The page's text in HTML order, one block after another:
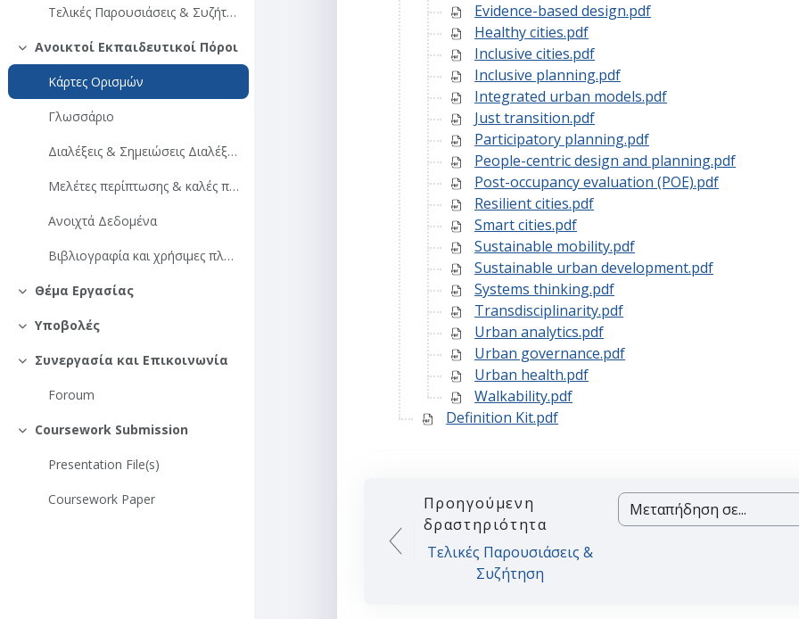
Τελικές Παρουσιάσεις & Συζήτηση
Σύμπτυξη
Ανοικτοί Εκπαιδευτικοί Πόροι
Κάρτες Ορισμών
Γλωσσάριο
Διαλέξεις & Σημειώσεις Διαλέξεων
Μελέτες περίπτωσης & καλές πρακτικές
Ανοιχτά Δεδομένα
Βιβλιογραφία και χρήσιμες πληροφορίες
Σύμπτυξη
Θέμα Εργασίας
Σύμπτυξη
Υποβολές
Σύμπτυξη
Συνεργασία και Επικοινωνία
Foroum
Σύμπτυξη
Coursework Submission
Presentation File(s)
Coursework Paper
Evidence-based design.pdf
Healthy cities.pdf
Inclusive cities.pdf
Inclusive planning.pdf
Integrated urban models.pdf
Just transition.pdf
Participatory planning.pdf
People-centric design and planning.pdf
Post-occupancy evaluation (POE).pdf
Resilient cities.pdf
Smart cities.pdf
Sustainable mobility.pdf
Sustainable urban development.pdf
Systems thinking.pdf
Transdisciplinarity.pdf
Urban analytics.pdf
Urban governance.pdf
Urban health.pdf
Walkability.pdf
Definition Kit.pdf
Προηγούμενη
δραστηριότητα
Τελικές Παρουσιάσεις &
Συζήτηση
Μεταπήδηση σε...